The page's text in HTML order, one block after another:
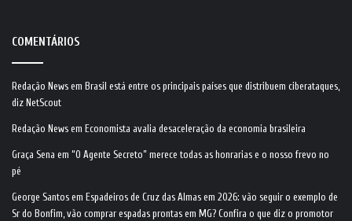
COMENTÁRIOS
Redação News em Brasil está entre os principais países que distribuem ciberataques,
diz NetScout
Redação News em Economista avalia desaceleração da economia brasileira
Graça Sena em “O Agente Secreto” merece todas as honrarias e o nosso frevo no
pé
George Santos em Espadeiros de Cruz das Almas em 2026: vão seguir o exemplo de
Sr do Bonfim, vão comprar espadas prontas em MG? Confira o que diz o promotor